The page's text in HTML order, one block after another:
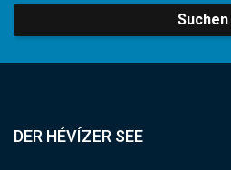
Suchen
DER HÉVÍZER SEE